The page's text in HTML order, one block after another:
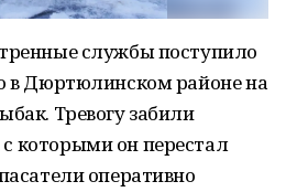
службы поступило
в Дюртюлинском районе на
Тревогу забили
которыми он перестал
оперативно